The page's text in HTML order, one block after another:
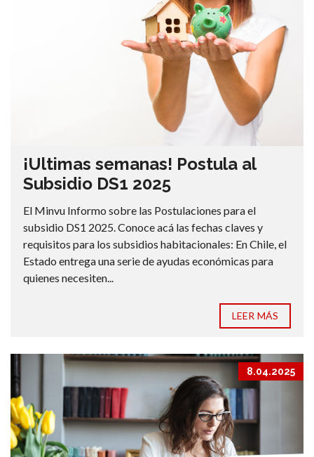
¡Ultimas semanas! Postula al
Subsidio DS1 2025
El Minvu Informo sobre las Postulaciones para el
subsidio DS1 2025. Conoce acá las fechas claves y
requisitos para los subsidios habitacionales: En Chile, el
Estado entrega una serie de ayudas económicas para
quienes necesiten...
LEER MÁS
8.04.2025